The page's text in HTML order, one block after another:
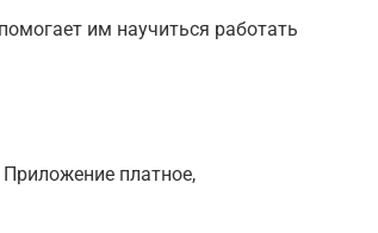
им научиться работать
платное,